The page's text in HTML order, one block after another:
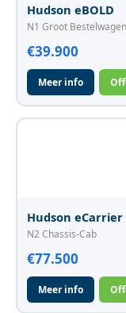
Hudson eBOLD
N1 Groot Bestelwagen
€39.900
Meer info
Hudson eCarrier
N2 Chassis-Cab
€77.500
Meer info